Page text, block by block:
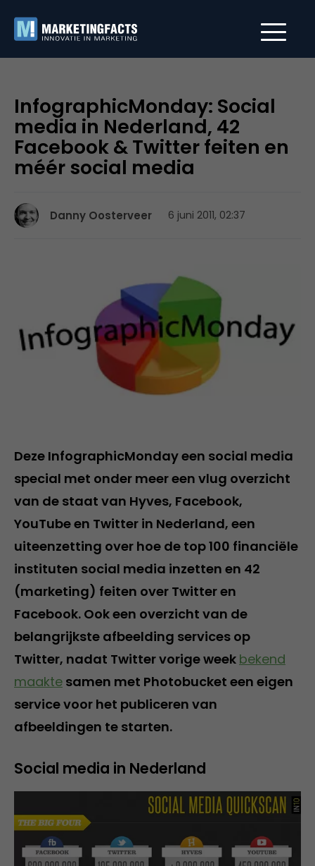
InfographicMonday: Social
media in Nederland, 42
Facebook & Twitter feiten en
méér social media
Danny Oosterveer 6 juni 2011, 02:37
Deze InfographicMonday een social media
special met onder meer een vlug overzicht
van de staat van Hyves, Facebook,
YouTube en Twitter in Nederland, een
uiteenzetting over hoe de top 100 financiële
instituten social media inzetten en 42
(marketing) feiten over Twitter en
Facebook. Ook een overzicht van de
belangrijkste afbeelding services op
Twitter, nadat Twitter vorige week bekend
maakte samen met Photobucket een eigen
service voor het publiceren van
afbeeldingen te starten.
Social media in Nederland